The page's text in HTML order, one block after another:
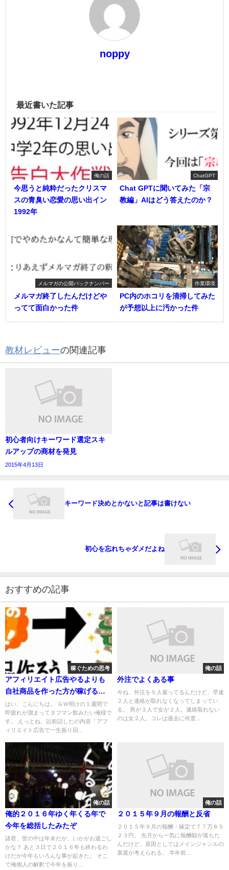
noppy
最近書いた記事
俺の話
今思うと純粋だったクリスマ
スの青臭い恋愛の思い出イン
1992年
ChatGPT
Chat GPTに聞いてみた「宗
教編」AIはどう答えたのか？
メルマガの公開バックナンバー
メルマガ終了したんだけどや
ってて面白かった件
作業環境
PC内のホコリを清掃してみた
が予想以上に汚かった件
教材レビューの関連記事
初心者向けキーワード選定スキ
ルアップの商材を発見
2015年4月13日
キーワード決めとかないと記事は書けない
初心を忘れちゃダメだよね
おすすめの記事
稼ぐための思考
アフィリエイト広告やるよりも
自社商品を作った方が稼げる予
感しかないよね
はい、こんにちは。 ＧＷ明けの１週間で
即疲れが溜まってタフマン飲みたい俺様で
す。 えっとね、以前話したの内容「アフ
ィリエイト広告で一生振り回...
俺の話
外注でよくある事
今ね、外注を５人雇ってるんだけど、早速
２人と連絡が取れなくなってしまってい
る。 男が３人で女が２人。連絡取れない
のは女２人。コレは過去に何度...
俺の話
俺的２０１６年ゆく年くる年で
今年を総括したみたぞ
諸君、世の中は年末だが、いかがお過ごし
かな？ あと３日で２０１６年も終わるわ
けだが今年もいろんな事が起きた。 そこ
で俺個人の解釈で今年を振り...
俺の話
２０１５年９月の報酬と反省
２０１５年９月の報酬・確定で７７万８５
２３円。 先月から一気に報酬額が落ちた
んだけど、原因としてはメインジャンルの
衰退が考えられる。 半年前...